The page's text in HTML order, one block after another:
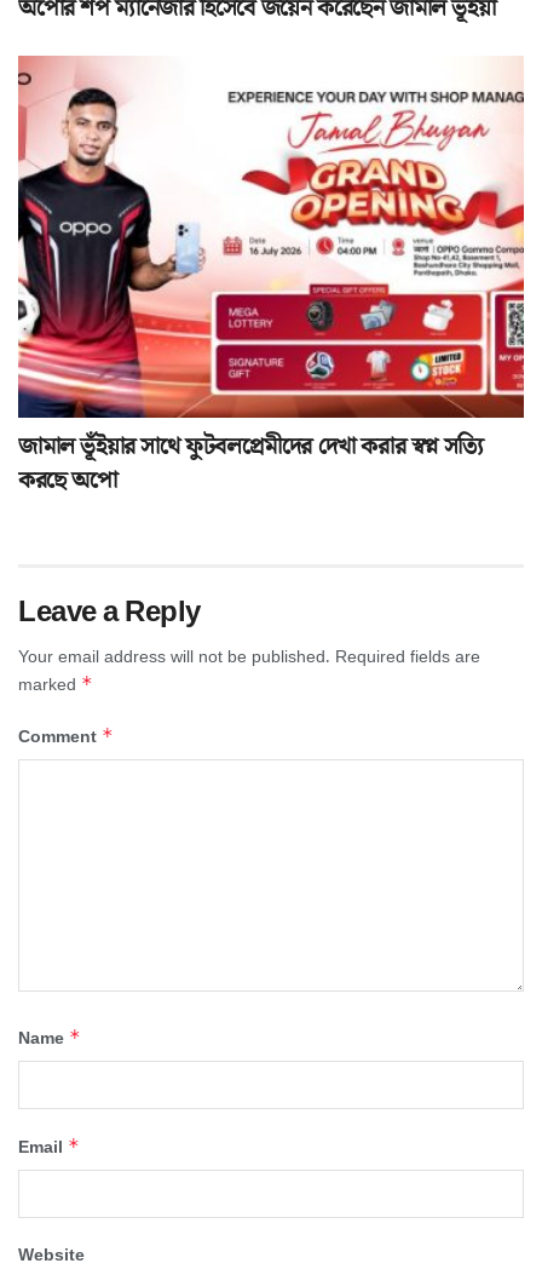
অপোর শপ ম্যানেজার হিসেবে জয়েন করেছেন জামাল ভূঁইয়া
জামাল ভূঁইয়ার সাথে ফুটবলপ্রেমীদের দেখা করার স্বপ্ন সত্যি
করছে অপো
Leave a Reply
Your email address will not be published. Required fields are
marked *
Comment *
Name *
Email *
Website